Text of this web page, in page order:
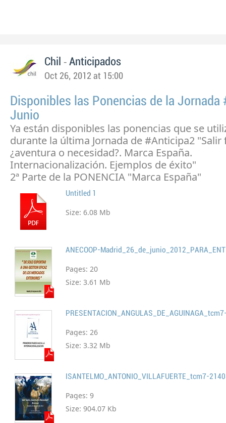
Chil - Anticipados
Oct 26, 2012 at 15:00
Disponibles las Ponencias de la Jornada
Junio
Ya están disponibles las ponencias que se
durante la última Jornada de #Anticipa2 "Salir
¿aventura o necesidad?. Marca España.
Internacionalización. Ejemplos de éxito"
2ª Parte de la PONENCIA "Marca España"
Untitled 1
Size: 6.08 Mb
Pages: 20
Size: 3.61 Mb
Pages: 26
Size: 3.32 Mb
ISANTELMO_ANTONIO_VILLAFUERTE_tcm7-
Pages: 9
Size: 904.07 Kb